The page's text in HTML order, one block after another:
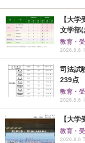
【大
文学部
教育・
2026.8.6
司法試
239点
教育・
2026.8.6
【大
教育・
2026.8.6